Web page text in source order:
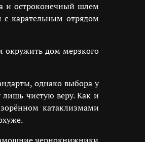
и остроконечный шлем
карательным отрядом
окружить дом мерзкого
однако выбора у
лишь чистую веру. Как и
катаклизмами